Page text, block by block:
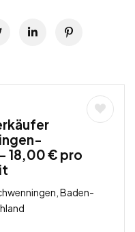
18,00 € pro
Baden-